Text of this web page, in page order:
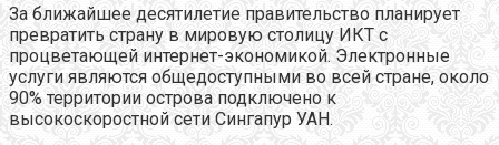
За ближайшее десятилетие правительство планирует
превратить страну в мировую столицу ИКТ с
процветающей интернет-экономикой. Электронные
услуги являются общедоступными во всей стране, около
90% территории острова подключено к
высокоскоростной сети Сингапур УАН.